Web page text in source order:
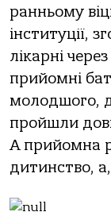
ранньому
інституції,
лікарні
прийомні
молодшого,
пройшли
А прийомна
дитинство,